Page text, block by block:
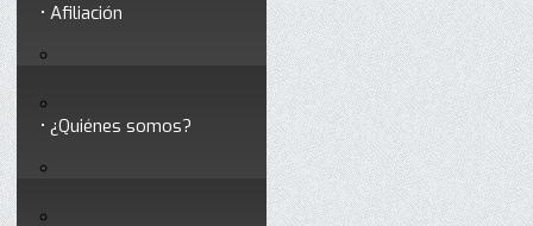
Afiliación
Testimonios
Somedicyt
¿Quiénes somos?
Servicios